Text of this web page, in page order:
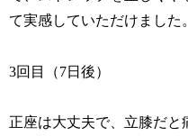
て実感していただけました。
3回目（7日後）
正座は大丈夫で、立膝だと